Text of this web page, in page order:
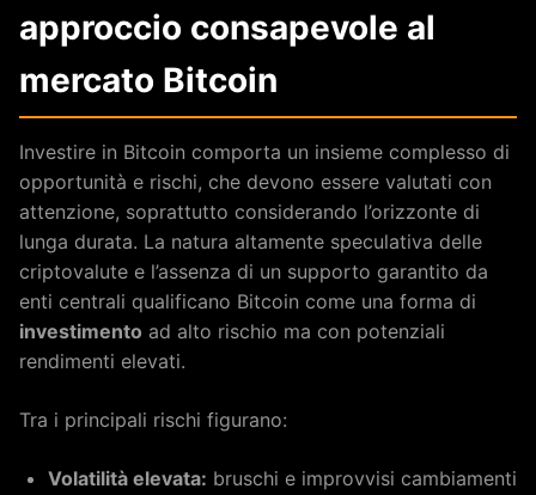
approccio consapevole al
mercato Bitcoin
Investire in Bitcoin comporta un insieme complesso di
opportunità e rischi, che devono essere valutati con
attenzione, soprattutto considerando l’orizzonte di
lunga durata. La natura altamente speculativa delle
criptovalute e l’assenza di un supporto garantito da
enti centrali qualificano Bitcoin come una forma di
investimento ad alto rischio ma con potenziali
rendimenti elevati.
Tra i principali rischi figurano:
Volatilità elevata: bruschi e improvvisi cambiamenti